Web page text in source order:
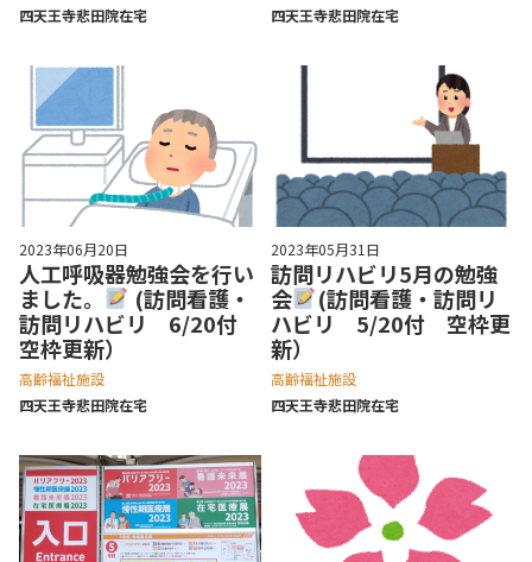
四天王寺悲⽥院在宅
四天王寺悲⽥院在宅
2023年06月20日
人工呼吸器勉強会を行い
ました。
(訪問看護・
訪問リハビリ 6/20付
空枠更新）
高齢福祉施設
四天王寺悲⽥院在宅
2023年05月31日
訪問リハビリ5月の勉強
会
(訪問看護・訪問リ
ハビリ 5/20付 空枠更
新）
高齢福祉施設
四天王寺悲⽥院在宅